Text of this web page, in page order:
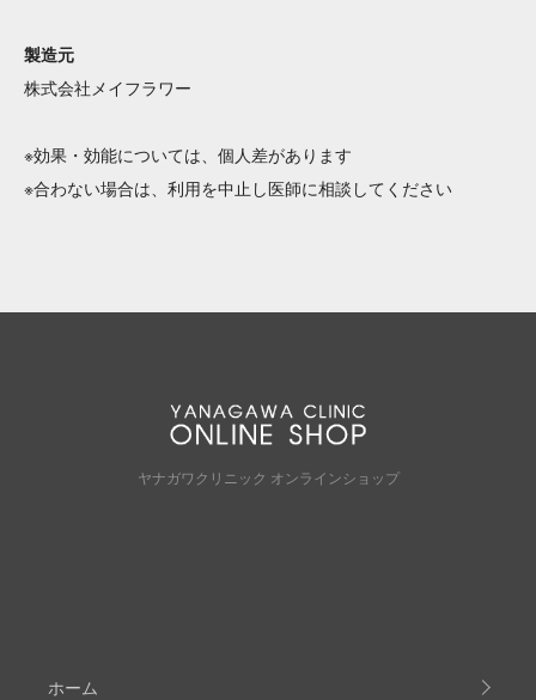
製造元
株式会社メイフラワー
※効果・効能については、個人差があります
※合わない場合は、利用を中止し医師に相談してください
ヤナガワクリニック オンラインショップ
ホーム